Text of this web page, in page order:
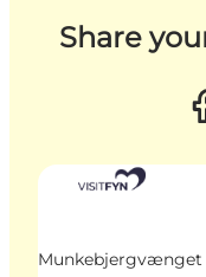
Share
Munkebjergvænget